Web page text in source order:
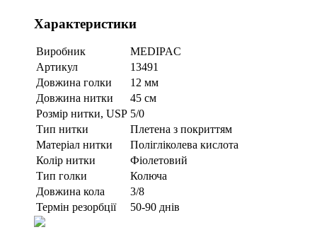
Характеристики
Виробник
MEDIPAC
Артикул
13491
Довжина голки
12 мм
Довжина нитки
45 см
Розмір нитки, USP 5/0
Тип нитки
Плетена з покриттям
Матеріал нитки
Полігліколева кислота
Колір нитки
Фіолетовий
Тип голки
Колюча
Довжина кола
3/8
Термін резорбції
50-90 днів